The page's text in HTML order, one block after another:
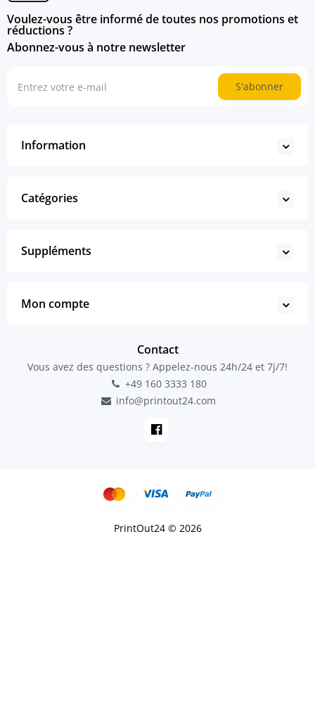
Voulez-vous être informé de toutes nos promotions et
réductions ?
Abonnez-vous à notre newsletter
S'abonner
Information
Catégories
Suppléments
Mon compte
Contact
Vous avez des questions ? Appelez-nous 24h/24 et 7j/7!
+49 160 3333 180
info@printout24.com
PrintOut24 © 2026